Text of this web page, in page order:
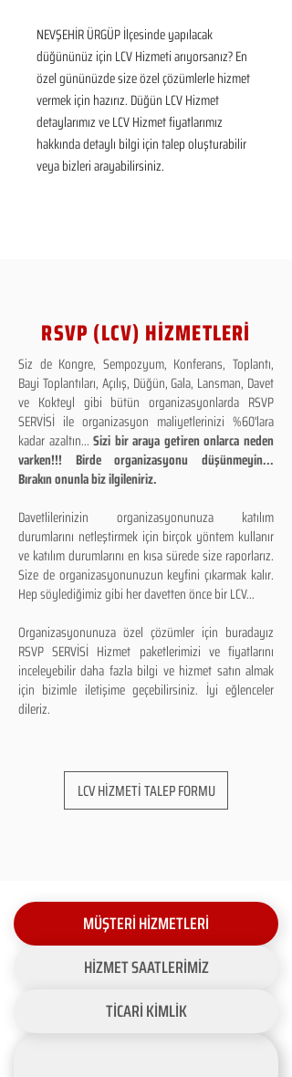
NEVŞEHİR ÜRGÜP İlçesinde yapılacak
düğününüz için LCV Hizmeti arıyorsanız? En
özel gününüzde size özel çözümlerle hizmet
vermek için hazırız. Düğün LCV Hizmet
detaylarımız ve LCV Hizmet fiyatlarımız
hakkında detaylı bilgi için talep oluşturabilir
veya bizleri arayabilirsiniz.
RSVP (LCV) HİZMETLERİ
Siz de Kongre, Sempozyum, Konferans, Toplantı,
Bayi Toplantıları, Açılış, Düğün, Gala, Lansman, Davet
ve Kokteyl gibi bütün organizasyonlarda RSVP
SERVİSİ ile organizasyon maliyetlerinizi %60'lara
kadar azaltın...Sizi bir araya getiren onlarca neden
varken!!! Birde organizasyonu düşünmeyin...
Bırakın onunla biz ilgileniriz.
Davetlilerinizin organizasyonunuza katılım
durumlarını netleştirmek için birçok yöntem kullanır
ve katılım durumlarını en kısa sürede size raporlarız.
Size de organizasyonunuzun keyfini çıkarmak kalır.
Hep söylediğimiz gibi her davetten önce bir LCV...
Organizasyonunuza özel çözümler için buradayız
RSVP SERVİSİ Hizmet paketlerimizi ve fiyatlarını
inceleyebilir daha fazla bilgi ve hizmet satın almak
için bizimle iletişime geçebilirsiniz. İyi eğlenceler
dileriz.
LCV HİZMETİ TALEP FORMU
MÜŞTERİ HİZMETLERİ
HİZMET SAATLERİMİZ
TİCARİ KİMLİK